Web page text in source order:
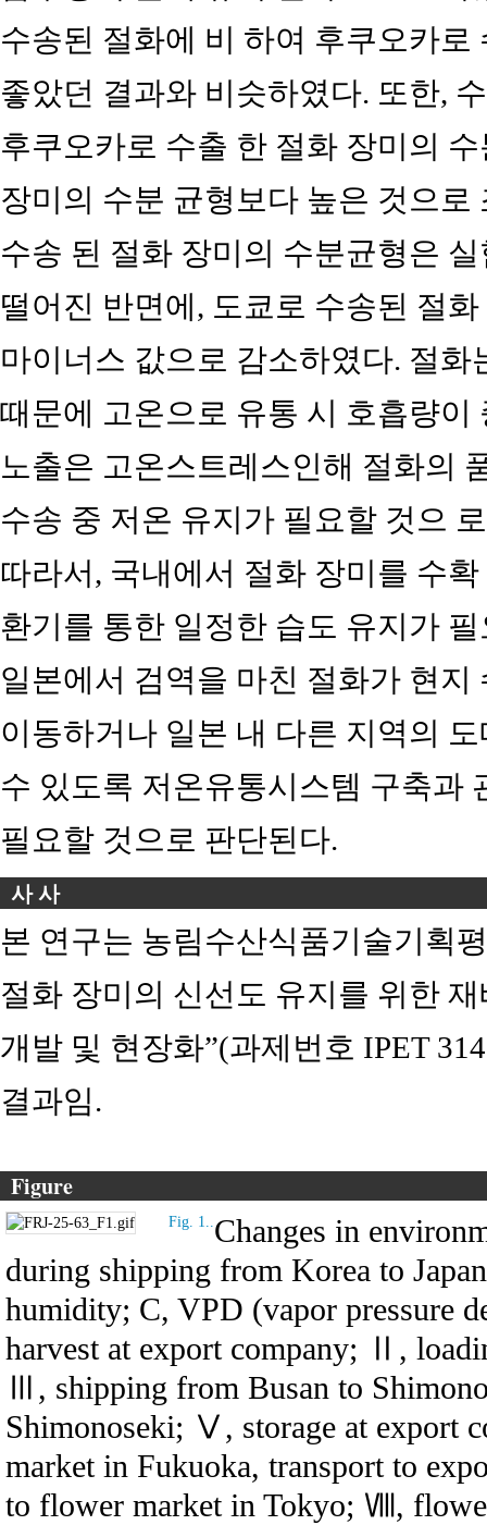
수송된 절화에 비 하여 후쿠오카
좋았던 결과와 비슷하였다. 또한,
후쿠오카로 수출 한 절화 장미의
장미의 수분 균형보다 높은 것으
수송 된 절화 장미의 수분균형은
떨어진 반면에, 도쿄로 수송된 절
마이너스 값으로 감소하였다. 절
때문에 고온으로 유통 시 호흡량
노출은 고온스트레스인해 절화의
수송 중 저온 유지가 필요할 것으
따라서, 국내에서 절화 장미를 수
환기를 통한 일정한 습도 유지가
일본에서 검역을 마친 절화가 현지
이동하거나 일본 내 다른 지역의
수 있도록 저온유통시스템 구축과
필요할 것으로 판단된다.
사 사
본 연구는 농림수산식품기술기획
절화 장미의 신선도 유지를 위한
개발 및 현장화”(과제번호 IPET
결과임.
Figure
Fig. 1.. Changes in
during shipping from Korea to
humidity; C, VPD (vapor pressure
harvest at export company; Ⅱ,
Ⅲ, shipping from Busan to
Shimonoseki; Ⅴ, storage at export
market in Fukuoka, transport to
to flower market in Tokyo; Ⅷ,